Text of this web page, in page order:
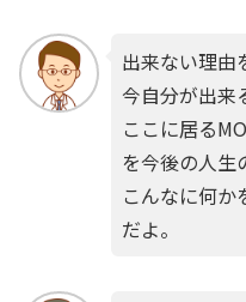
出来ない理由
今自分が出来
ここに居る
を今後の人生
こんなに何か
だよ。